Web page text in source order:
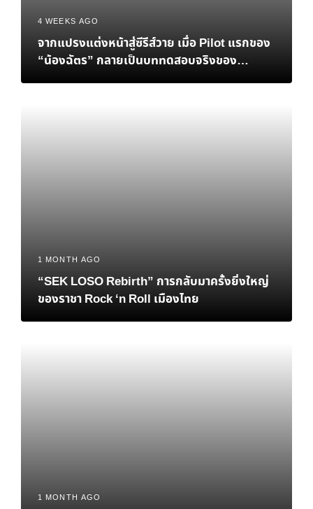
4 WEEKS AGO
จากแปรงแต่งหน้าสู่ซีรีส์วาย เมื่อ Pilot แรกของ
“น้องฉัตร” กลายเป็นบททดสอบจริงของ
1 MONTH AGO
“SEK LOSO Rebirth” การกลับมาครั้งยิ่งใหญ่
ของราชา Rock ‘n Roll เมืองไทย
1 MONTH AGO